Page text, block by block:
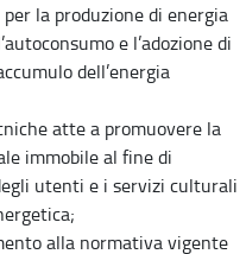
la produzione di energia
e l’adozione di
dell’energia
atte a promuovere la
immobile al fine di
utenti e i servizi culturali
alla normativa vigente